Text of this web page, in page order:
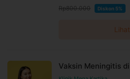
Rp800.000 Diskon 5%
Vaksin Meningitis